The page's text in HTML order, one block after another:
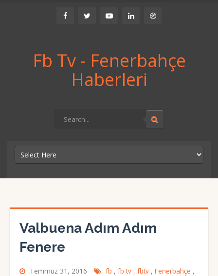
Fb Tv - Fenerbahçe
Haberleri
Valbuena Adım Adım
Fenere
Temmuz 31, 2016 fb , fb tv , fbtv , Fenerbahçe ,